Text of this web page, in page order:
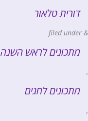
דורית טלאור
&
מתכונים לראש השנה
,
מתכונים לחגים
,